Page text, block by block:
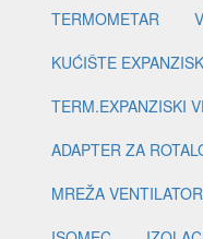
TERMOMETAR
KUĆIŠTE
TERM.EXPANZISKI
ADAPTER ZA
MREŽA